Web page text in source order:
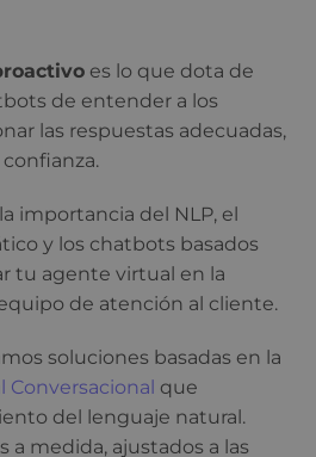
es lo que dota de
de entender a los
las respuestas adecuadas,
importancia del NLP, el
y los chatbots basados
tu agente virtual en la
de atención al cliente.
soluciones basadas en la
Conversacional que
del lenguaje natural.
a medida, ajustados a las